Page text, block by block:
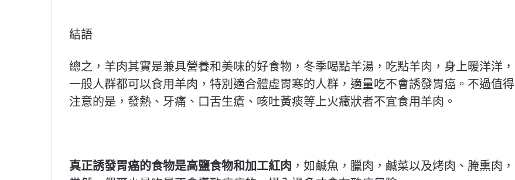
結語
總之，羊肉其實是兼具營養和美味的好食物，冬季喝點羊湯，吃點羊肉，身上暖洋洋，
一般人群都可以食用羊肉，特別適合體虛胃寒的人群，適量吃不會誘發胃癌。不過值得
注意的是，發熱、牙痛、口舌生瘡、咳吐黃痰等上火癥狀者不宜食用羊肉。
真正誘發胃癌的食物是高鹽食物和加工紅肉 ，如鹹魚，臘肉，鹹菜以及烤肉、腌熏肉，